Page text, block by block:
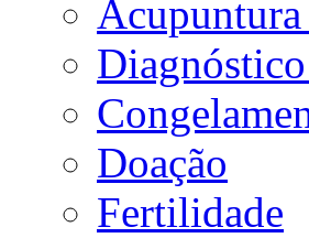
Doação
Fertilidade